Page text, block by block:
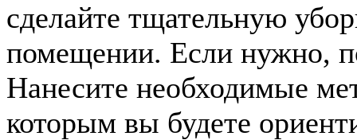
сделайте тщательную
помещении. Если нужно,
Нанесите необходимые
которым вы будете